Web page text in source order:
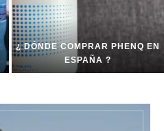
¿ DÓNDE COMPRAR PHENQ EN
ESPAÑA ?